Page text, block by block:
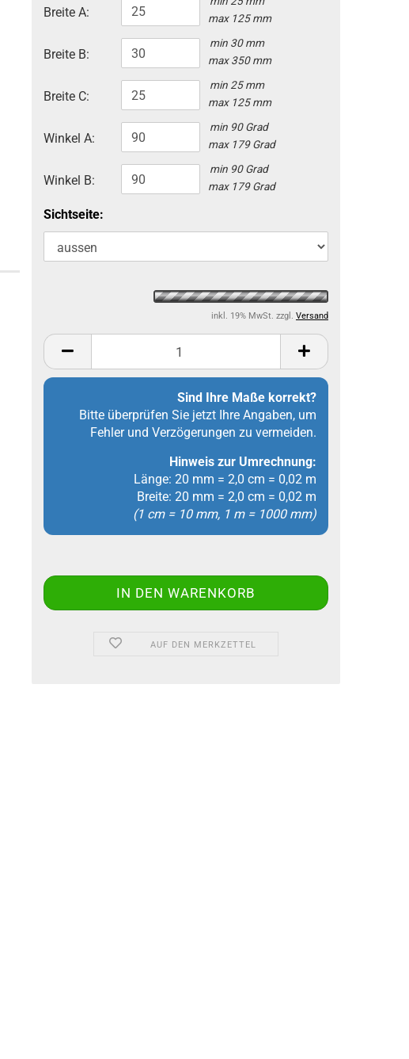
Breite A:
max 125 mm
Breite B:
min 30 mm
max 350 mm
Breite C:
min 25 mm
max 125 mm
Winkel A:
min 90 Grad
max 179 Grad
Winkel B:
min 90 Grad
max 179 Grad
Sichtseite:
inkl. 19% MwSt. zzgl. Versand
Sind Ihre Maße korrekt?
Bitte überprüfen Sie jetzt Ihre Angaben, um
Fehler und Verzögerungen zu vermeiden.
Hinweis zur Umrechnung:
Länge: 20 mm = 2,0 cm = 0,02 m
Breite: 20 mm = 2,0 cm = 0,02 m
(1 cm = 10 mm, 1 m = 1000 mm)
AUF DEN MERKZETTEL